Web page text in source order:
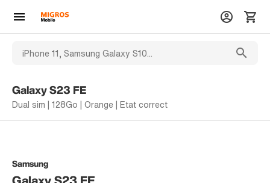
Galaxy S23 FE
Dual sim | 128Go | Orange | Etat correct
Samsung